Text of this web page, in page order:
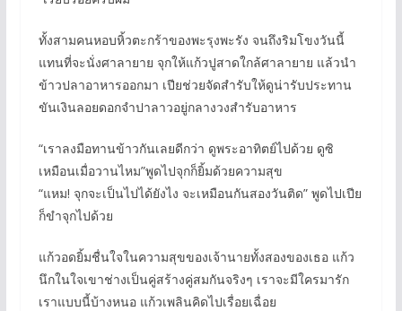
ทั้งสามคนหอบหิ้วตะกร้าของพะรุงพะรัง จนถึงริมโขงวันนี้
แทนที่จะนั่งศาลายาย จุกให้แก้วปูสาดใกล้ศาลายาย แล้วนำ
ข้าวปลาอาหารออกมา เปียช่วยจัดสำรับให้ดูน่ารับประทาน
ขันเงินลอยดอกจำปาลาวอยู่กลางวงสำรับอาหาร
“เราลงมือทานข้าวกันเลยดีกว่า ดูพระอาทิตย์ไปด้วย ดูซิ
เหมือนเมื่อวานไหม”พูดไปจุกก็ยิ้มด้วยความสุข
“แหม! จุกจะเป็นไปได้ยังไง จะเหมือนกันสองวันติด” พูดไปเปีย
ก็ขำจุกไปด้วย
แก้วอดยิ้มชื่นใจในความสุขของเจ้านายทั้งสองของเธอ แก้ว
นึกในใจเขาช่างเป็นคู่สร้างคู่สมกันจริงๆ เราจะมีใครมารัก
เราแบบนี้บ้างหนอ แก้วเพลินคิดไปเรื่อยเฉื่อย